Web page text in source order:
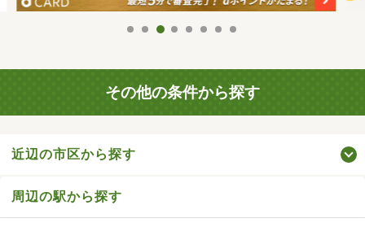
その他の条件から探す
近辺の市区から探す
周辺の駅から探す